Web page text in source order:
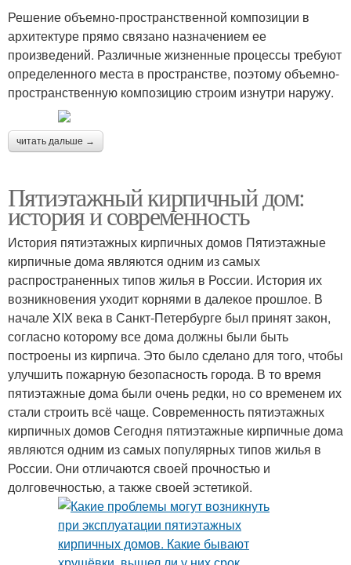
Решение объемно-пространственной композиции в
архитектуре прямо связано назначением ее
произведений. Различные жизненные процессы требуют
определенного места в пространстве, поэтому объемно-
пространственную композицию строим изнутри наружу.
читать дальше →
Пятиэтажный кирпичный дом:
история и современность
История пятиэтажных кирпичных домов Пятиэтажные
кирпичные дома являются одним из самых
распространенных типов жилья в России. История их
возникновения уходит корнями в далекое прошлое. В
начале XIX века в Санкт-Петербурге был принят закон,
согласно которому все дома должны были быть
построены из кирпича. Это было сделано для того, чтобы
улучшить пожарную безопасность города. В то время
пятиэтажные дома были очень редки, но со временем их
стали строить всё чаще. Современность пятиэтажных
кирпичных домов Сегодня пятиэтажные кирпичные дома
являются одним из самых популярных типов жилья в
России. Они отличаются своей прочностью и
долговечностью, а также своей эстетикой.